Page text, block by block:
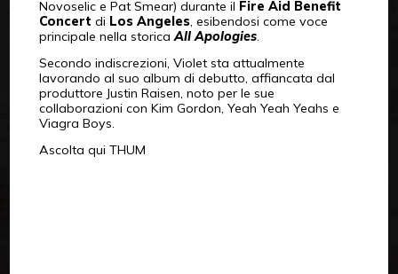
Novoselic e Pat Smear) durante il Fire Aid Benefit
Concert di Los Angeles, esibendosi come voce
principale nella storica All Apologies.
Secondo indiscrezioni, Violet sta attualmente
lavorando al suo album di debutto, affiancata dal
produttore Justin Raisen, noto per le sue
collaborazioni con Kim Gordon, Yeah Yeah Yeahs e
Viagra Boys.
Ascolta qui THUM